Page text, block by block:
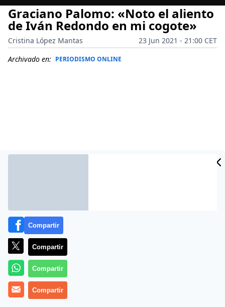
Graciano Palomo: «Noto el aliento
de Iván Redondo en mi cogote»
Cristina López Mantas
23 Jun 2021 - 21:00 CET
Archivado en: PERIODISMO ONLINE
Más información
Compartir
Compartir
Compartir
Compartir